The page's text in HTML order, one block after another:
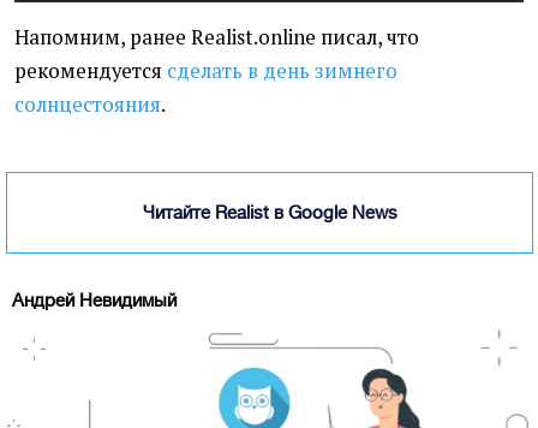
Напомним, ранее Realist.online писал, что
рекомендуется сделать в день зимнего
солнцестояния.
Читайте Realist в Google News
Андрей Невидимый